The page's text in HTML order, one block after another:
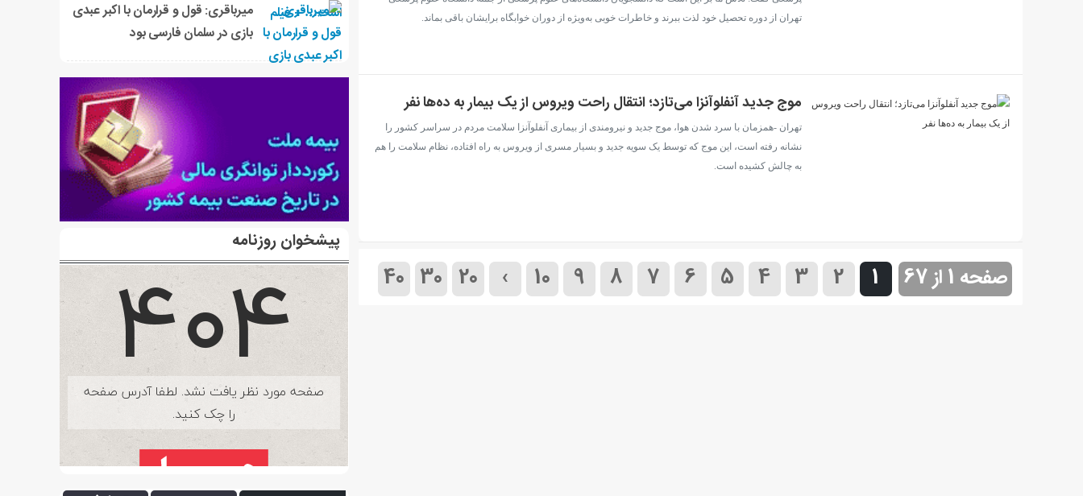
تهران از دوره تحصیل خود لذت ببرند و خاطرات خوبی به‌ویژه از دوران خوابگاه برایشان باقی بماند.
موج جدید آنفلوآنزا می‌تازد؛ انتقال راحت ویروس از یک بیمار به ده‌ها نفر
تهران -همزمان با سرد شدن هوا، موج جدید و نیرومندی از بیماری آنفلوآنزا سلامت مردم در سراسر کشور را
نشانه رفته است، این موج که توسط یک سویه جدید و بسیار مسری از ویروس به راه افتاده، نظام‌ سلامت را هم
به چالش کشیده است.
صفحه 1 از 67 1
2
3
4
5
6
7
8
9
10
›
20
30
40
میرباقری: قول و قرارمان با اکبر عبدی
بازی در سلمان فارسی بود
پیشخوان روزنامه